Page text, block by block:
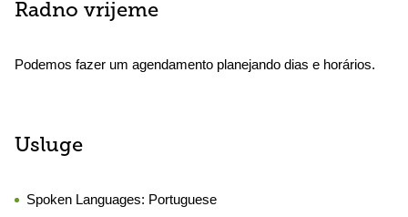
Radno vrijeme
Podemos fazer um agendamento planejando dias e horários.
Usluge
Spoken Languages: Portuguese